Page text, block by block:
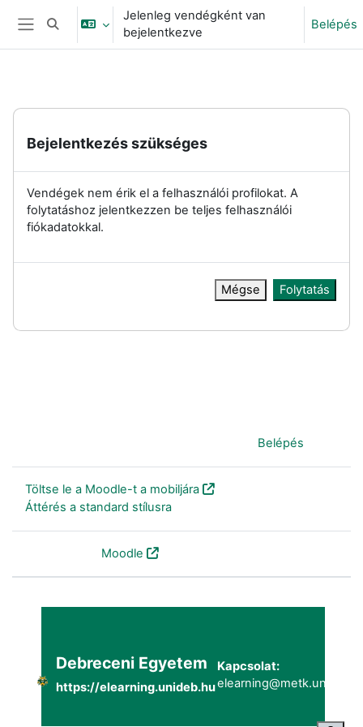
Tovább a fő tartalomhoz
Oldalpanel
Keresési bemeneti adatok váltása
Jelenleg vendégként van
bejelentkezve
Belépés
Bejelentkezés szükséges
Vendégek nem érik el a felhasználói profilokat. A
folytatáshoz jelentkezzen be teljes felhasználói
fiókadatokkal.
Mégse Folytatás
Belépés
Töltse le a Moodle-t a mobiljára
Áttérés a standard stílusra
Moodle
Debreceni Egyetem
https://elearning.unideb.hu
Kapcsolat: